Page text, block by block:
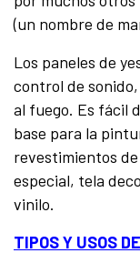
(un nombre de
Los paneles de
control de
al fuego. Es fácil
base para la
revestimientos
especial, tela
vinilo.
TIPOS Y USOS